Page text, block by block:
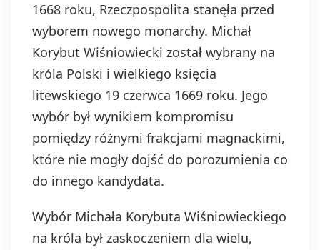
1668 roku, Rzeczpospolita stanęła przed
wyborem nowego monarchy. Michał
Korybut Wiśniowiecki został wybrany na
króla Polski i wielkiego księcia
litewskiego 19 czerwca 1669 roku. Jego
wybór był wynikiem kompromisu
pomiędzy różnymi frakcjami magnackimi,
które nie mogły dojść do porozumienia co
do innego kandydata.
Wybór Michała Korybuta Wiśniowieckiego
na króla był zaskoczeniem dla wielu,